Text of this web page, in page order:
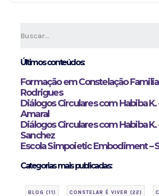
Últimos conteúdos:
Formação em Constelação
Rodrigues
Diálogos Circulares com Habiba K.
Amaral
Diálogos Circulares com Habiba K.
Sanchez
Escola Simpoietic Embodiment –
Categorias mais publicadas:
BLOG (11) CONSTELAR É VIVER (22)